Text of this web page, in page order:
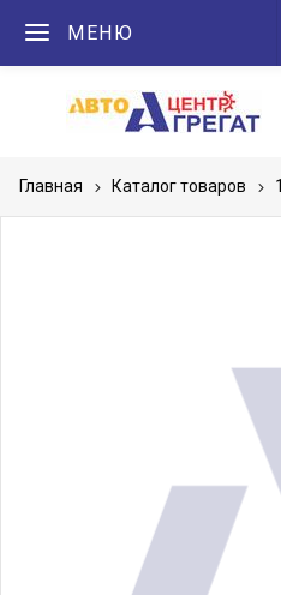
МЕНЮ
Главная Каталог товаров